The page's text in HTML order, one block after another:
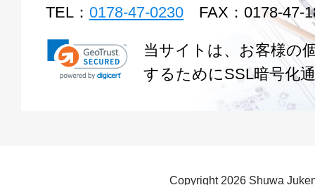
TEL： 0178-47-0230 FAX：0178-47-
当サイトは、お客様の
するためにSSL暗号化
Copyright 2026 Shuwa